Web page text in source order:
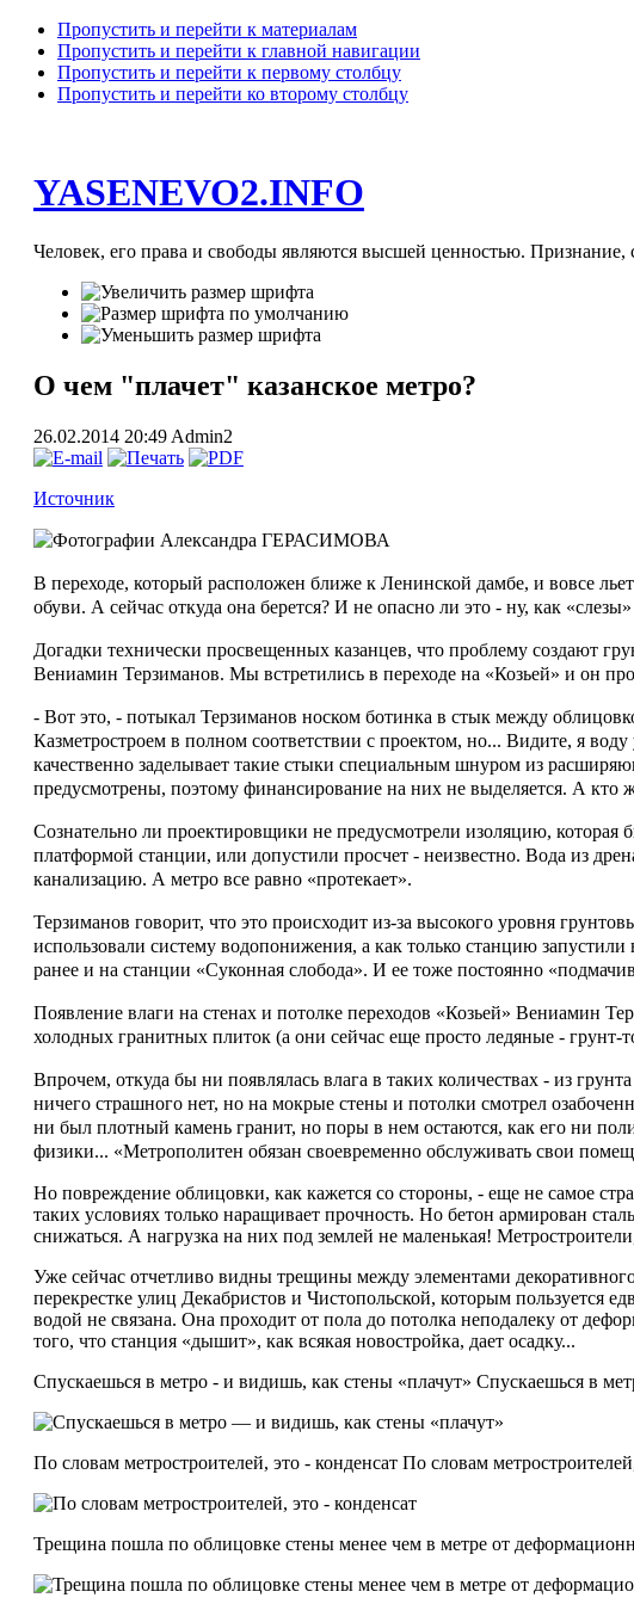
Пропустить и перейти к материалам
Пропустить и перейти к главной навигации
Пропустить и перейти к первому столбцу
Пропустить и перейти ко второму столбцу
YASENEVO2.INFO
Человек, его права и свободы являются высшей ценностью. Признание,
О чем "плачет" казанское метро?
26.02.2014 20:49 Admin2
Источник
В переходе, который расположен ближе к Ленинской дамбе, и вовсе
обуви. А сейчас откуда она берется? И не опасно ли это - ну, как
Догадки технически просвещенных казанцев, что проблему создают
Вениамин Терзиманов. Мы встретились в переходе на «Козьей» и он
- Вот это, - потыкал Терзиманов носком ботинка в стык между
Казметростроем в полном соответствии с проектом, но... Видите, я
качественно заделывает такие стыки специальным шнуром из
предусмотрены, поэтому финансирование на них не выделяется. А кто
Сознательно ли проектировщики не предусмотрели изоляцию,
платформой станции, или допустили просчет - неизвестно. Вода из
канализацию. А метро все равно «протекает».
Терзиманов говорит, что это происходит из-за высокого уровня
использовали систему водопонижения, а как только станцию
ранее и на станции «Суконная слобода». И ее тоже постоянно
Появление влаги на стенах и потолке переходов «Козьей» Вениамин
холодных гранитных плиток (а они сейчас еще просто ледяные -
Впрочем, откуда бы ни появлялась влага в таких количествах - из
ничего страшного нет, но на мокрые стены и потолки смотрел
ни был плотный камень гранит, но поры в нем остаются, как его ни
физики... «Метрополитен обязан своевременно обслуживать свои
Но повреждение облицовки, как кажется со стороны, - еще не самое
таких условиях только наращивает прочность. Но бетон армирован
снижаться. А нагрузка на них под землей не маленькая!
Уже сейчас отчетливо видны трещины между элементами
перекрестке улиц Декабристов и Чистопольской, которым пользуется
водой не связана. Она проходит от пола до потолка неподалеку от
того, что станция «дышит», как всякая новостройка, дает осадку...
Спускаешься в метро - и видишь, как стены «плачут» Спускаешься в
По словам метростроителей, это - конденсат По словам
Трещина пошла по облицовке стены менее чем в метре от